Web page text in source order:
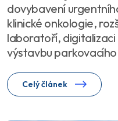
dovybavení
klinické onkologie,
laboratoří, digitalizaci
výstavbu
Celý článek